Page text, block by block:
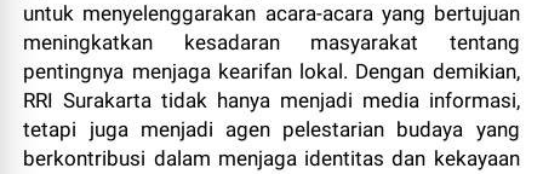
untuk menyelenggarakan acara-acara yang bertujuan
meningkatkan kesadaran masyarakat tentang
pentingnya menjaga kearifan lokal. Dengan demikian,
RRI Surakarta tidak hanya menjadi media informasi,
tetapi juga menjadi agen pelestarian budaya yang
berkontribusi dalam menjaga identitas dan kekayaan